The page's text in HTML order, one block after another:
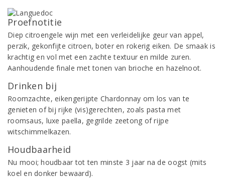
Proefnotitie
Diep citroengele wijn met een verleidelijke geur van appel,
perzik, gekonfijte citroen, boter en rokerig eiken. De smaak is
krachtig en vol met een zachte textuur en milde zuren.
Aanhoudende finale met tonen van brioche en hazelnoot.
Drinken bij
Roomzachte, eikengerijpte Chardonnay om los van te
genieten of bij rijke (vis)gerechten, zoals pasta met
roomsaus, luxe paella, gegrilde zeetong of rijpe
witschimmelkazen.
Houdbaarheid
Nu mooi; houdbaar tot ten minste 3 jaar na de oogst (mits
koel en donker bewaard).